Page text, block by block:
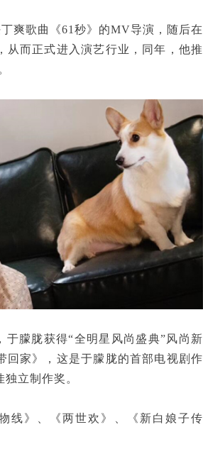
爽歌曲《61秒》的MV导演，随后在
从而正式进入演艺行业，同年，他推
朦胧获得“全明星风尚盛典”风尚新
回家》，这是于朦胧的首部电视剧作
立制作奖。
线》、《两世欢》、《新白娘子传